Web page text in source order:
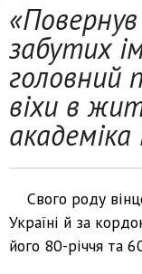
забутих
головний
віхи в
Свого роду
Україні й за
його 80-річчя та